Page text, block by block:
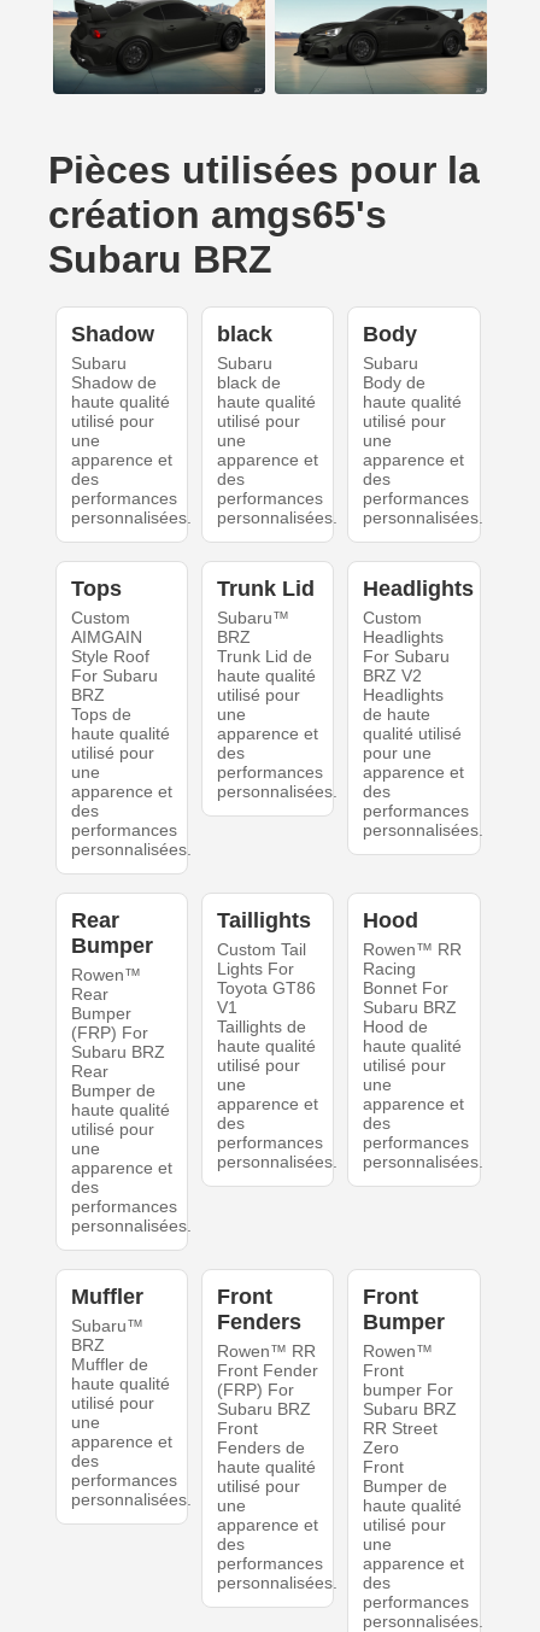
Pièces utilisées pour la
création amgs65's
Subaru BRZ
Shadow
Subaru
Shadow de
haute qualité
utilisé pour
une
apparence et
des
performances
personnalisées.
black
Subaru
black de
haute qualité
utilisé pour
une
apparence et
des
performances
personnalisées.
Body
Subaru
Body de
haute qualité
utilisé pour
une
apparence et
des
performances
personnalisées.
Tops
Custom
AIMGAIN
Style Roof
For Subaru
BRZ
Tops de
haute qualité
utilisé pour
une
apparence et
des
performances
personnalisées.
Trunk Lid
Subaru™
BRZ
Trunk Lid de
haute qualité
utilisé pour
une
apparence et
des
performances
personnalisées.
Headlights
Custom
Headlights
For Subaru
BRZ V2
Headlights
de haute
qualité utilisé
pour une
apparence et
des
performances
personnalisées.
Rear
Bumper
Rowen™
Rear
Bumper
(FRP) For
Subaru BRZ
Rear
Bumper de
haute qualité
utilisé pour
une
apparence et
des
performances
personnalisées.
Taillights
Custom Tail
Lights For
Toyota GT86
V1
Taillights de
haute qualité
utilisé pour
une
apparence et
des
performances
personnalisées.
Hood
Rowen™ RR
Racing
Bonnet For
Subaru BRZ
Hood de
haute qualité
utilisé pour
une
apparence et
des
performances
personnalisées.
Muffler
Subaru™
BRZ
Muffler de
haute qualité
utilisé pour
une
apparence et
des
performances
personnalisées.
Front
Fenders
Rowen™ RR
Front Fender
(FRP) For
Subaru BRZ
Front
Fenders de
haute qualité
utilisé pour
une
apparence et
des
performances
personnalisées.
Front
Bumper
Rowen™
Front
bumper For
Subaru BRZ
RR Street
Zero
Front
Bumper de
haute qualité
utilisé pour
une
apparence et
des
performances
personnalisées.